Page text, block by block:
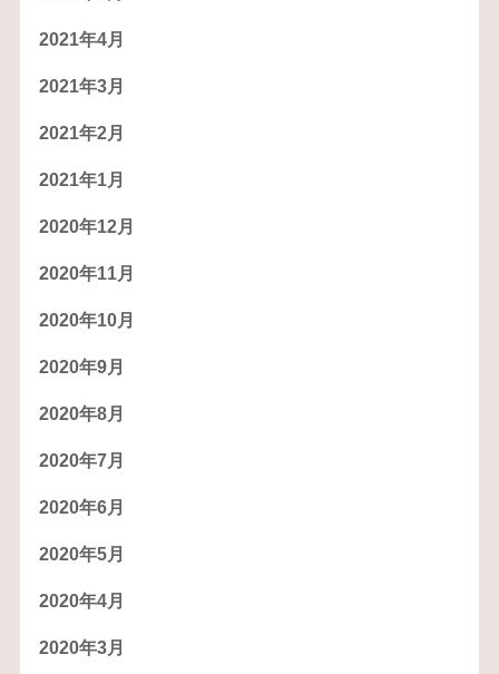
2021年4月
2021年3月
2021年2月
2021年1月
2020年12月
2020年11月
2020年10月
2020年9月
2020年8月
2020年7月
2020年6月
2020年5月
2020年4月
2020年3月